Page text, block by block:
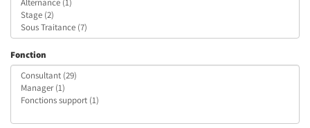
Fonction